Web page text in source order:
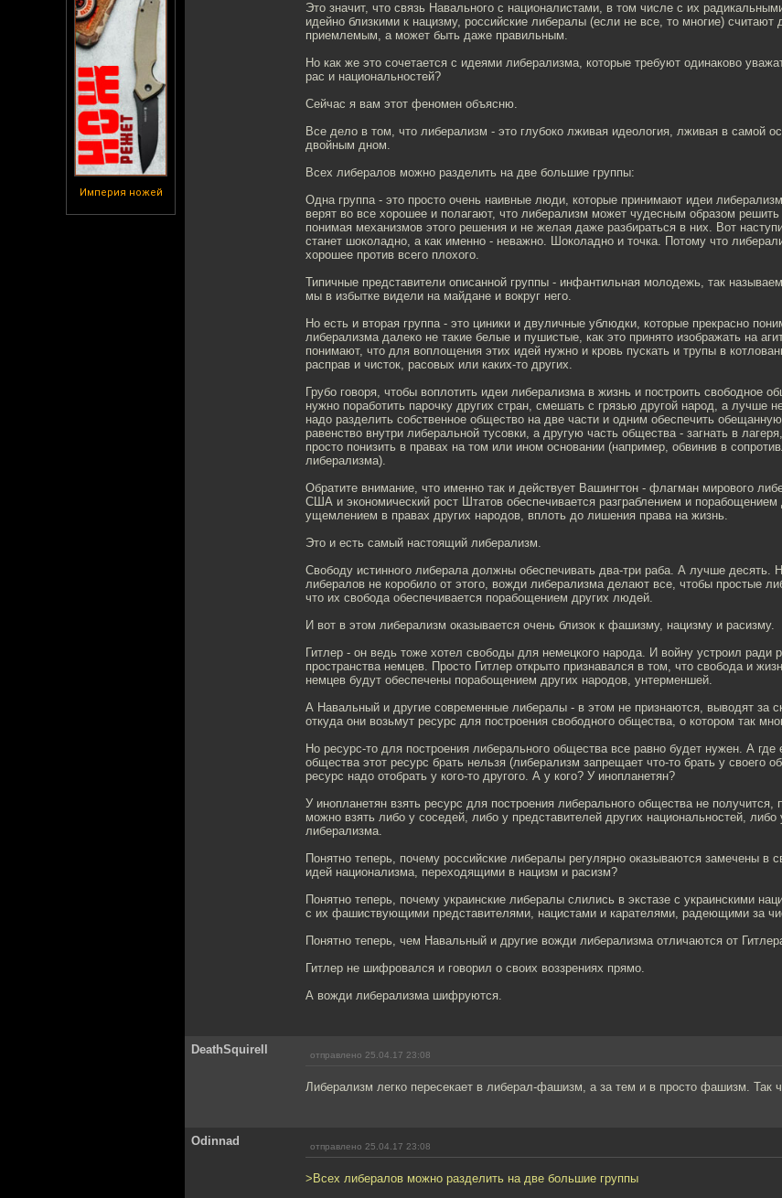
Империя ножей
Это значит, что связь Навального с националистами, в том числе с их
идейно близкими к нацизму, российские либералы (если не все, то многие) считают
приемлемым, а может быть даже правильным.
Но как же это сочетается с идеями либерализма, которые требуют одинаково
рас и национальностей?
Сейчас я вам этот феномен объясню.
Все дело в том, что либерализм - это глубоко лживая идеология, лживая в самой
двойным дном.
Всех либералов можно разделить на две большие группы:
Одна группа - это просто очень наивные люди, которые принимают идеи
верят во все хорошее и полагают, что либерализм может чудесным образом
понимая механизмов этого решения и не желая даже разбираться в них. Вот
станет шоколадно, а как именно - неважно. Шоколадно и точка. Потому что
хорошее против всего плохого.
Типичные представители описанной группы - инфантильная молодежь, так
мы в избытке видели на майдане и вокруг него.
Но есть и вторая группа - это циники и двуличные ублюдки, которые прекрасно
либерализма далеко не такие белые и пушистые, как это принято изображать на
понимают, что для воплощения этих идей нужно и кровь пускать и трупы в
расправ и чисток, расовых или каких-то других.
Грубо говоря, чтобы воплотить идеи либерализма в жизнь и построить свободное
нужно поработить парочку других стран, смешать с грязью другой народ, а лучше
надо разделить собственное общество на две части и одним обеспечить
равенство внутри либеральной тусовки, а другую часть общества - загнать в
просто понизить в правах на том или ином основании (например, обвинив в
либерализма).
Обратите внимание, что именно так и действует Вашингтон - флагман мирового
США и экономический рост Штатов обеспечивается разграблением и порабощением
ущемлением в правах других народов, вплоть до лишения права на жизнь.
Это и есть самый настоящий либерализм.
Свободу истинного либерала должны обеспечивать два-три раба. А лучше десять.
либералов не коробило от этого, вожди либерализма делают все, чтобы простые
что их свобода обеспечивается порабощением других людей.
И вот в этом либерализм оказывается очень близок к фашизму, нацизму и расизму.
Гитлер - он ведь тоже хотел свободы для немецкого народа. И войну устроил ради
пространства немцев. Просто Гитлер открыто признавался в том, что свобода и
немцев будут обеспечены порабощением других народов, унтерменшей.
А Навальный и другие современные либералы - в этом не признаются, выводят за
откуда они возьмут ресурс для построения свободного общества, о котором так
Но ресурс-то для построения либерального общества все равно будет нужен. А где
общества этот ресурс брать нельзя (либерализм запрещает что-то брать у своего
ресурс надо отобрать у кого-то другого. А у кого? У инопланетян?
У инопланетян взять ресурс для построения либерального общества не получится,
можно взять либо у соседей, либо у представителей других национальностей, либо
либерализма.
Понятно теперь, почему российские либералы регулярно оказываются замечены в
идей национализма, переходящими в нацизм и расизм?
Понятно теперь, почему украинские либералы слились в экстазе с украинскими
с их фашиствующими представителями, нацистами и карателями, радеющими за
Понятно теперь, чем Навальный и другие вожди либерализма отличаются от
Гитлер не шифровался и говорил о своих воззрениях прямо.
А вожди либерализма шифруются.
DeathSquirell отправлено 25.04.17 23:08
Либерализм легко пересекает в либерал-фашизм, а за тем и в просто фашизм. Так
Odinnad отправлено 25.04.17 23:08
>Всех либералов можно разделить на две большие группы